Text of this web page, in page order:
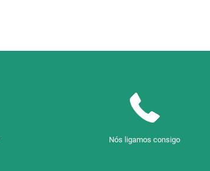
Nós ligamos consigo